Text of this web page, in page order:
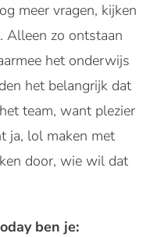
meer vragen, kijken
Alleen zo ontstaan
het onderwijs
het belangrijk dat
team, want plezier
ja, lol maken met
door, wie wil dat
ben je: